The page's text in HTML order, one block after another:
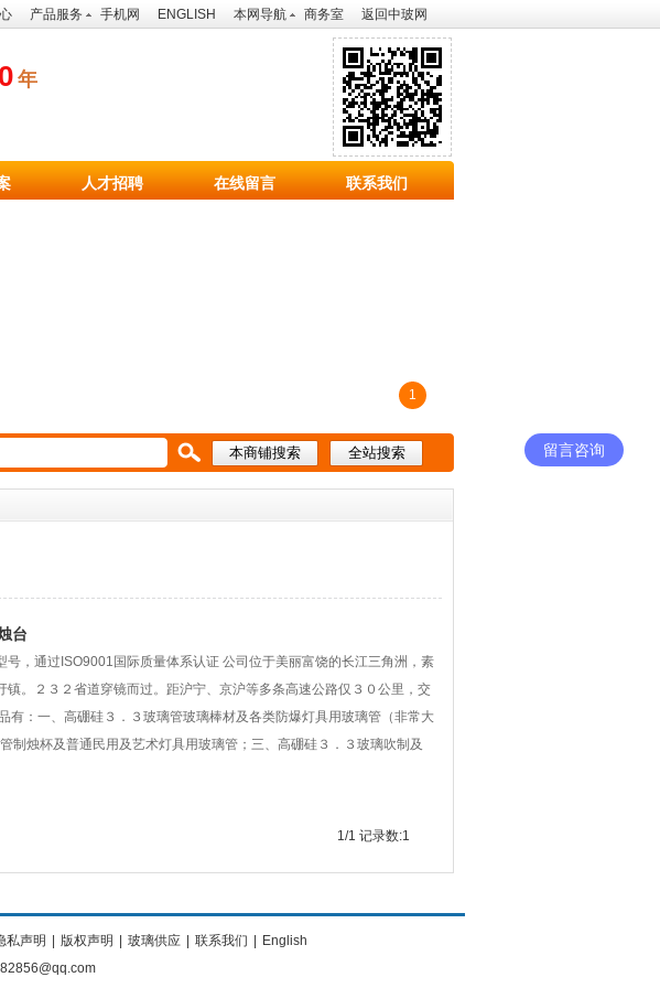
产品服务 手机网 ENGLISH 本网导航 商务室 返回中玻网
年
人才招聘 在线留言 联系我们
1
台
号，通过ISO9001国际质量体系认证 公司位于美丽富饶的长江三角洲，素
镇。２３２省道穿镜而过。距沪宁、京沪等多条高速公路仅３０公里，交
有：一、高硼硅３．３玻璃管玻璃棒材及各类防爆灯具用玻璃管（非常大
制烛杯及普通民用及艺术灯具用玻璃管；三、高硼硅３．３玻璃吹制及
1/1 记录数:1
留言咨询
私声明 版权声明 玻璃供应 联系我们
English